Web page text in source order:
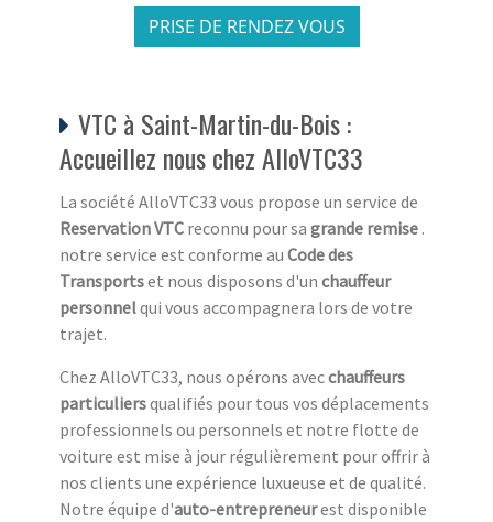
PRISE DE RENDEZ VOUS
VTC à Saint-Martin-du-Bois :
Accueillez nous chez AlloVTC33
La société AlloVTC33 vous propose un service de
Reservation VTC reconnu pour sa grande remise .
notre service est conforme au Code des
Transportset nous disposons d'un chauffeur
personnelqui vous accompagnera lors de votre
trajet.
Chez AlloVTC33, nous opérons avecchauffeurs
particuliersqualifiés pour tous vos déplacements
professionnels ou personnels et notre flotte de
voiture est mise à jour régulièrement pour offrir à
nos clients une expérience luxueuse et de qualité.
Notre équipe d'auto-entrepreneurest disponible